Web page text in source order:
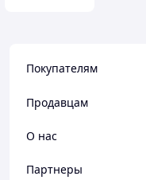
Покупателям
Продавцам
О нас
Партнеры